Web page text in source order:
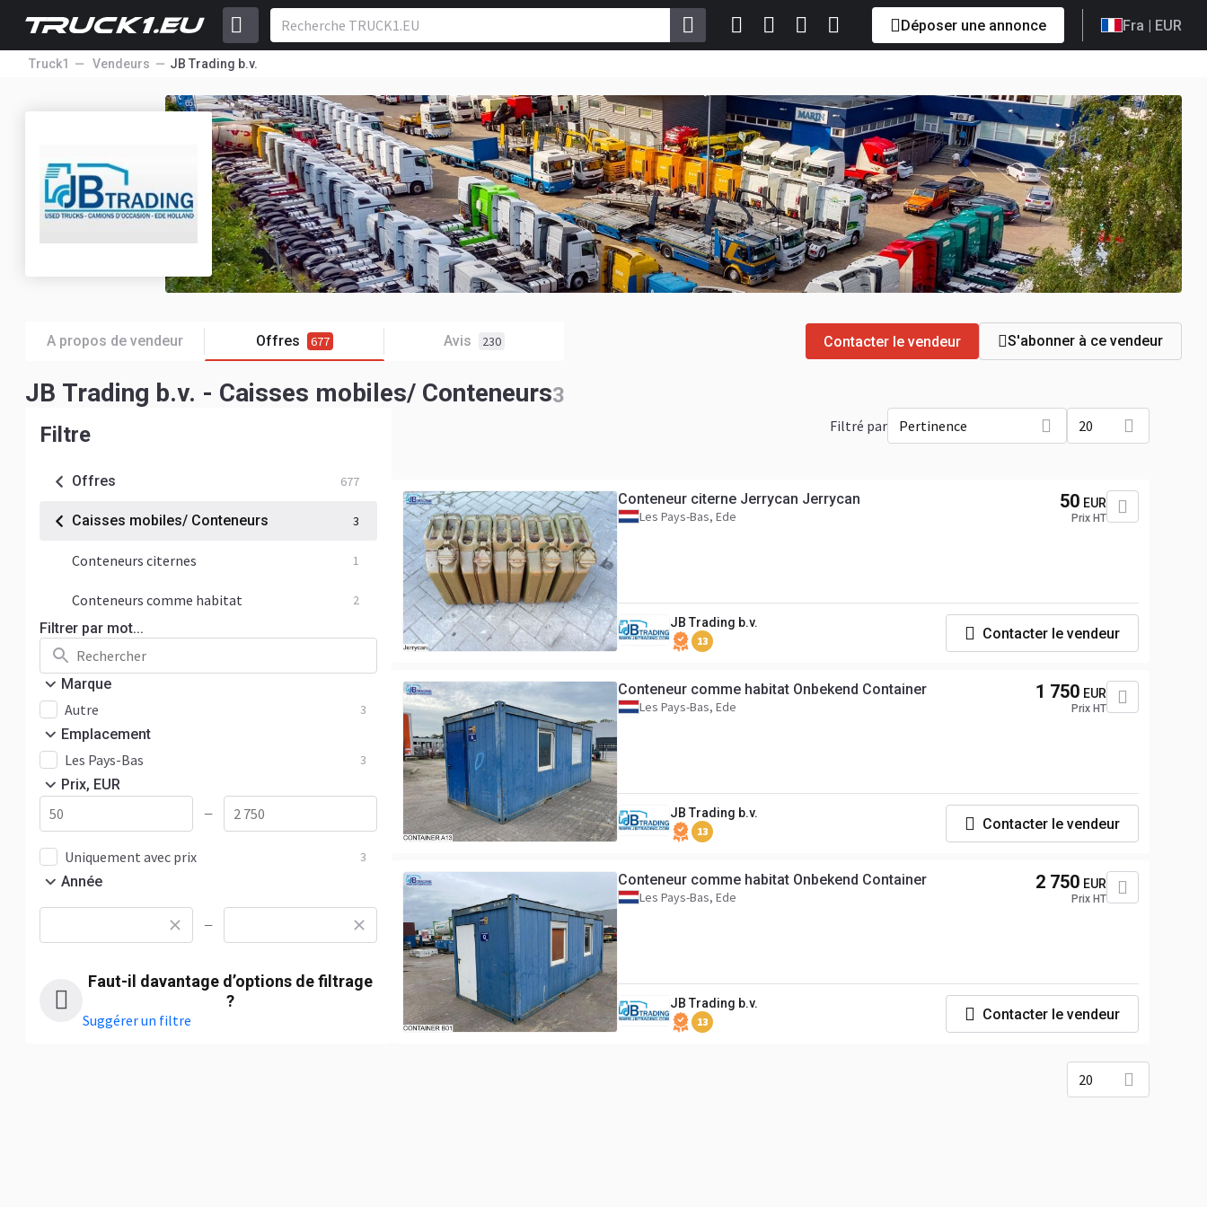
Déposer une annonce Fra | EUR
Truck1 Vendeurs JB Trading b.v.
A propos de vendeur Offres 677 Avis 230 Contacter le vendeur S'abonner à ce vendeur
JB Trading b.v. - Caisses mobiles/ Conteneurs3
Filtre
Offres 677
Caisses mobiles/ Conteneurs 3
Conteneurs citernes 1
Conteneurs comme habitat 2
Filtrer par mot...
Marque
Autre 3
Emplacement
Les Pays-Bas 3
Prix, EUR
—
Uniquement avec prix 3
Année
—
Faut-il davantage d’options de filtrage
?
Suggérer un filtre
Filtré par Pertinence 20
Conteneur citerne Jerrycan Jerrycan
Les Pays-Bas, Ede
50 EUR
Prix HT
JB Trading b.v.
13 Contacter le vendeur
Conteneur comme habitat Onbekend Container
Les Pays-Bas, Ede
1 750 EUR
Prix HT
JB Trading b.v.
13 Contacter le vendeur
Conteneur comme habitat Onbekend Container
Les Pays-Bas, Ede
2 750 EUR
Prix HT
JB Trading b.v.
13 Contacter le vendeur
20